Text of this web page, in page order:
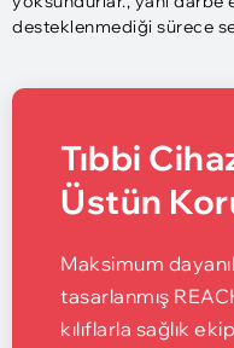
desteklenmediği sürece
Tıbbi
Üstün
Maksimum
tasarlanmış
kılıflarla sağlık